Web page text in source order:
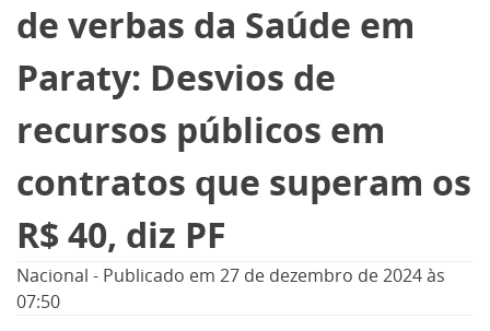
Cidades
Política
Opinião
Informe especial
de verbas da Saúde em
Paraty: Desvios de
recursos públicos em
contratos que superam os
R$ 40, diz PF
Nacional - Publicado em 27 de dezembro de 2024às
07:50